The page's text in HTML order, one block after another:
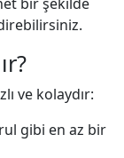
ve kolaydır:
gibi en az bir